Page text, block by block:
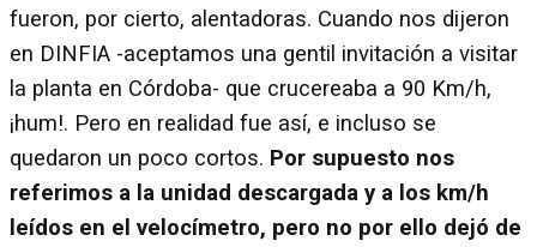
fueron, por cierto, alentadoras. Cuando nos dijeron
en DINFIA -aceptamos una gentil invitación a visitar
la planta en Córdoba- que crucereaba a 90 Km/h,
¡hum!. Pero en realidad fue así, e incluso se
quedaron un poco cortos. Por supuesto nos
referimos a la unidad descargada y a los km/h
leídos en el velocímetro, pero no por ello dejó de